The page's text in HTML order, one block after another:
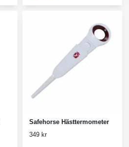
Safehorse Hästtermometer
349 kr